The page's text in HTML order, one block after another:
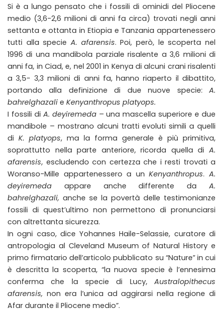
Si è a lungo pensato che i fossili di ominidi del Pliocene
medio (3,6-2,6 milioni di anni fa circa) trovati negli anni
settanta e ottanta in Etiopia e Tanzania appartenessero
tutti alla specie A. afarensis. Poi, però, le scoperta nel
1996 di una mandibola parziale risalente a 3,6 milioni di
anni fa, in Ciad, e, nel 2001 in Kenya di alcuni crani risalenti
a 3,5- 3,3 milioni di anni fa, hanno riaperto il dibattito,
portando alla definizione di due nuove specie: A.
bahrelghazali e Kenyanthropus platyops.
I fossili di A. deyiremeda– una mascella superiore e due
mandibole – mostrano alcuni tratti evoluti simili a quelli
di K. platyops, ma la forma generale è più primitiva,
soprattutto nella parte anteriore, ricorda quella di A.
afarensis, escludendo con certezza che i resti trovati a
Woranso-Mille appartenessero a unKenyanthropus.A.
deyiremeda appare anche differente da A.
bahrelghazali, anche se la povertà delle testimonianze
fossili di quest’ultimo non permettono di pronunciarsi
con altrettanta sicurezza.
In ogni caso, dice Yohannes Haile-Selassie, curatore di
antropologia al Cleveland Museum of Natural History e
primo firmatario dell’articolo pubblicato su “Nature” in cui
è descritta la scoperta, “la nuova specie è l’ennesima
conferma che la specie di Lucy, Australopithecus
afarensis, non era l’unica ad aggirarsi nella regione di
Afar durante il Pliocene medio”.